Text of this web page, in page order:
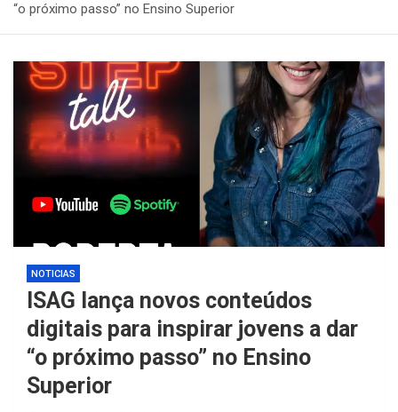
“o próximo passo” no Ensino Superior
NOTICIAS
ISAG lança novos conteúdos
digitais para inspirar jovens a dar
“o próximo passo” no Ensino
Superior